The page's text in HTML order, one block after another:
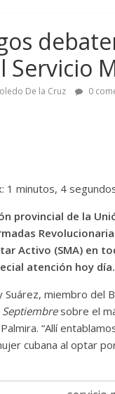
Servicio
De la Cruz 0
1 minutos, 4
provincial de la
Activo (SMA) en
atención hoy día.
Suárez, miembro del
Septiembresobre el
“Allí
cubana al optar